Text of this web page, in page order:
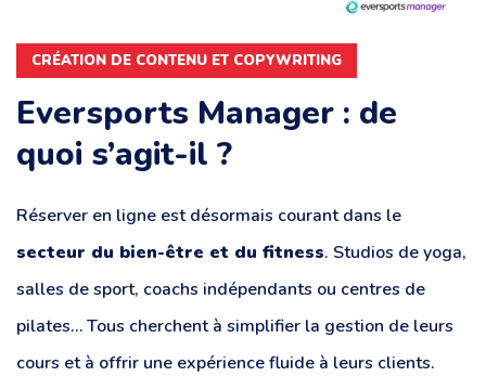
CRÉATION DE CONTENU ET COPYWRITING
Eversports Manager : de
quoi s’agit-il ?
Réserver en ligne est désormais courant dans le
secteur du bien-être et du fitness. Studios de yoga,
salles de sport, coachs indépendants ou centres de
pilates… Tous cherchent à simplifier la gestion de leurs
cours et à offrir une expérience fluide à leurs clients.